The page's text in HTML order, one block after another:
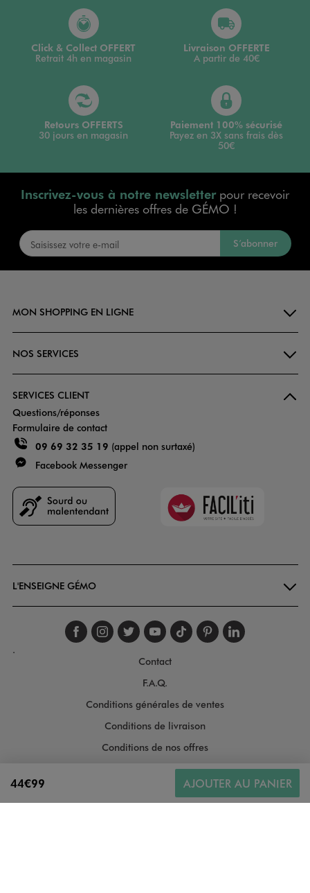
44€99 AJOUTER AU PANIER
Click & Collect OFFERT
Retrait 4h en magasin
Livraison OFFERTE
A partir de 40€
Retours OFFERTS
30 jours en magasin
Paiement 100% sécurisé
Payez en 3X sans frais dès
50€
Inscrivez-vous à notre newsletterpour recevoir
les dernières offres de GÉMO !
S’abonner
MON SHOPPING EN LIGNE
NOS SERVICES
SERVICES CLIENT
Questions/réponses
Formulaire de contact
09 69 32 35 19 (appel non surtaxé)
Facebook Messenger
Faciliti
L'ENSEIGNE GÉMO
Suivez-nous sur
Suivez-nous sur
Suivez-nous sur
Suivez-nous
Suivez-nous
Suivez-
.
Contact
F.A.Q.
Conditions générales de ventes
Conditions de livraison
Conditions de nos offres
Conditions générales d'utilisation
Politique de protection des données